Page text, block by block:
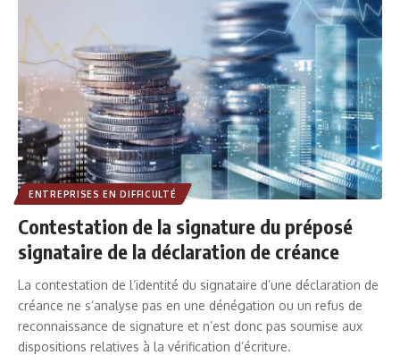
ENTREPRISES EN DIFFICULTÉ
Contestation de la signature du préposé
signataire de la déclaration de créance
La contestation de l’identité du signataire d’une déclaration de
créance ne s’analyse pas en une dénégation ou un refus de
reconnaissance de signature et n’est donc pas soumise aux
dispositions relatives à la vérification d’écriture.